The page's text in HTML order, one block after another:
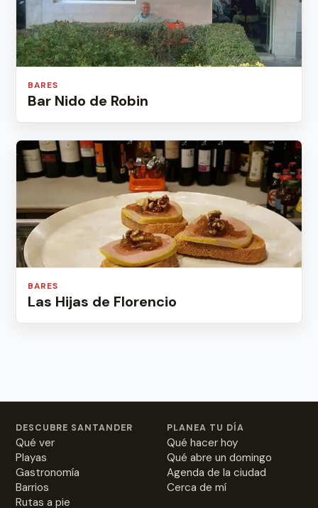
BARES
Bar Nido de Robin
BARES
Las Hijas de Florencio
DESCUBRE SANTANDER
Qué ver
Playas
Gastronomía
Barrios
Rutas a pie
PLANEA TU DÍA
Qué hacer hoy
Qué abre un domingo
Agenda de la ciudad
Cerca de mí